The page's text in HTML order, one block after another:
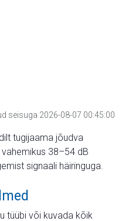
seisuga 2026-08-07 00:45:00
tugijaama jõudva
38–54 dB
signaali häiringuga.
tüübi või kuvada kõik